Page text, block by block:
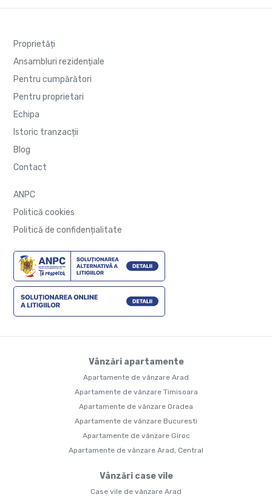
Proprietăți
Ansambluri rezidențiale
Pentru cumpărători
Pentru proprietari
Echipa
Istoric tranzacții
Blog
Contact
ANPC
Politică cookies
Politică de confidențialitate
Vânzări apartamente
Apartamente de vânzare Arad
Apartamente de vânzare Timisoara
Apartamente de vânzare Oradea
Apartamente de vânzare Bucuresti
Apartamente de vânzare Giroc
Apartamente de vânzare Arad, Central
Vânzări case vile
Case vile de vânzare Arad